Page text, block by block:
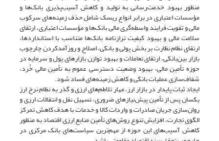
منظور بهبود خدمت‌رسانی به تولید و کاهش آسیب‌پذیری بانک‌ها و
مؤسسات اعتباری در برابر انواع ریسک شامل حذف زمینه‌های سرکوب
مالی و تقویت فرایند واسطه‌گری مالی بانک‌ها و مؤسسات اعتباری، ارتقای
سلامت مالی و بهبود کیفیت ترازنامه بانک‌ها متناسب با استانداردها،
ارتقای نظام نظارت بر بخش پولی و بانکی، اصلاح و روزآمدکردن چارچوب
بازار بین‌بانکی، ارتقای تعاملات و بهبود توازن بازارهای پول و سرمایه در
حوزه تأمین مالی، بهبود وضعیت دسترسی عموم به تأمین مالی خُرد،
شفاف‌سازی عملیات بانکی و کاهش زمینه‌های فساد شود.
ایجاد ثبات پایدار در بازار ارز، مهار تلاطم‌های ارزی و گذر به نظام نرخ ارز
یکسان پس از تأمین پیش‌نیازهای ضروری، تسهیل نقل و انتقالات ارزی و
روان‌سازی جریان صادرات و واردات کالا و خدمات با هدف کاهش تمرکز
الگوی تجارت، افزایش تنوع روش‌های تأمین منابع ارزی اقتصاد به منظور
کاهش آسیب‌های این حوزه از مهم‌ترین سیاست‌های بانک مرکزی در